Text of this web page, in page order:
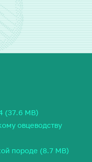
(37.6 MB)
овцеводству
породе (8.7 MB)